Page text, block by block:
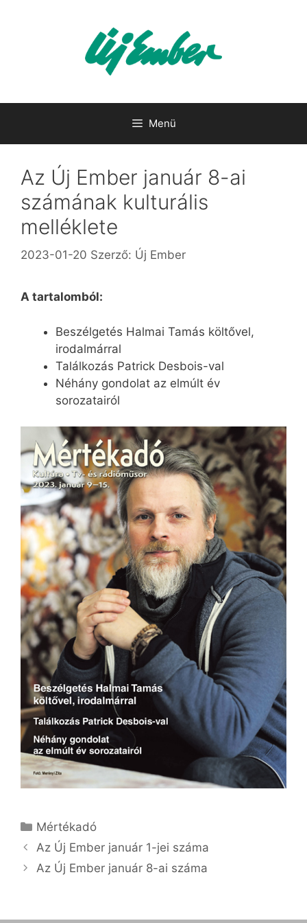
Menü
Az Új Ember január 8-ai
számának kulturális
melléklete
2023-01-20 Szerző: Új Ember
A tartalomból:
Beszélgetés Halmai Tamás költővel,
irodalmárral
Találkozás Patrick Desbois-val
Néhány gondolat az elmúlt év
sorozatairól
Kategória
Mértékadó
Az Új Ember január 1-jei száma
Az Új Ember január 8-ai száma